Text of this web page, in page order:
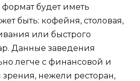
формат будет иметь
быть: кофейня, столовая,
или быстрого
Данные заведения
легче с финансовой и
нежели ресторан,